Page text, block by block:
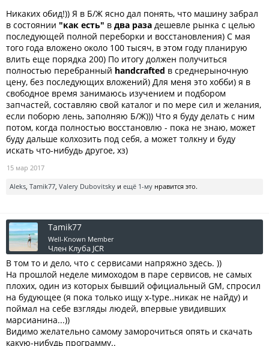
Никаких обид!)) Я в Б/Ж ясно дал понять, что машину забрал
в состоянии "как есть" в два раза дешевле рынка с целью
последующей полной переборки и восстановления) С мая
того года вложено около 100 тысяч, в этом году планирую
влить еще порядка 200) По итогу должен получиться
полностью перебранный handcrafted в среднерыночную
цену, без последующих вложений) Для меня это хобби) я в
свободное время занимаюсь изучением и подбором
запчастей, составляю свой каталог и по мере сил и желания,
если поборю лень, заполняю Б/Ж))) Что я буду делать с ним
потом, когда полностью восстановлю - пока не знаю, может
буду дальше колхозить под себя, а может толкну и буду
искать что-нибудь другое, хз)
15 мар 2017
Aleks, Tamik77, Valery Dubovitsky и ещё 1-му нравится это.
Tamik77
Well-Known Member
Член Клуба JCR
В том то и дело, что с сервисами напряжно здесь. ))
На прошлой неделе мимоходом в паре сервисов, не самых
плохих, один из которых бывший официальный GM, спросил
на будующее (я пока только ищу x-type..никак не найду) и
поймал на себе взгляды людей, впервые увидивших
марсианина...))
Видимо желательно самому заморочиться опять и скачать
какую-нибудь программу..